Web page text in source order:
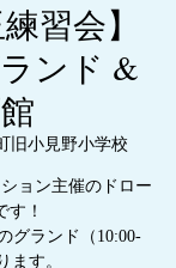
習会】
ンド &
旧小見野小学校
ョン主催のドロー
す！
グランド（10:00-
ます。